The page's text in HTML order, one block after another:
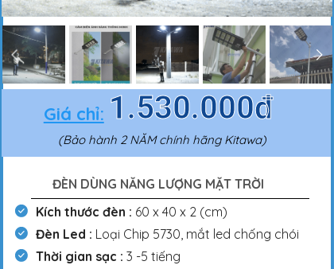
Giá chỉ: 1.530.000đ
(Bảo hành 2 NĂM chính hãng Kitawa)
Kích thước đèn : 60 x 40 x 2 (cm)
Đèn Led : Loại Chip 5730, mắt led chống chói
Thời gian sạc : 3 -5 tiếng
ĐÈN DÙNG NĂNG LƯỢNG MẶT TRỜI